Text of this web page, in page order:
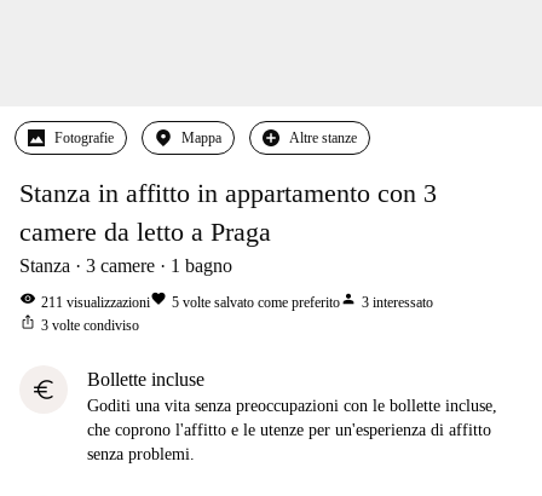
Fotografie Mappa Altre stanze
Stanza in affitto in appartamento con 3
camere da letto a Praga
Stanza 3 camere 1 bagno
visibility 211 visualizzazionifavorite 5 volte salvato come preferitoperson 3 interessato
ios_share 3 volte condiviso
euro Bollette incluse
Goditi una vita senza preoccupazioni con le bollette incluse,
che coprono l'affitto e le utenze per un'esperienza di affitto
senza problemi.